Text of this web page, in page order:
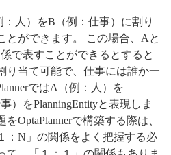
人）をB（例：仕事）に割り
とができます。 この場合、Aと
で表すことができるとすると
り当て可能で、仕事には誰か一
ではA（例：人）を
）をPlanningEntityと表現しま
OptaPlannerで構築する際は、
：N」の関係をよく把握する必